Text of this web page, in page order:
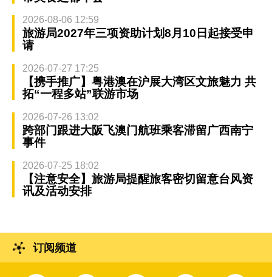
2026-08-06 12:59
旅游局2027年三项资助计划8月10日起接受申
请
2026-07-27 17:25
【携手推广】粤港澳在沪展大湾区文旅魅力 共
拓“一程多站”联游市场
2026-07-26 13:02
跨部门跟进大阪飞澳门航班乘客滞留广西南宁
事件
2026-07-25 18:02
【注意安全】旅游局提醒旅客密切留意台风资
讯及活动安排
订阅频道